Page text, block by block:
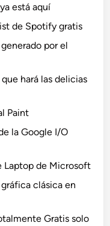
está aquí
de Spotify gratis
por el
hará las delicias
Paint
la Google I/O
Laptop de Microsoft
clásica en
Gratis solo